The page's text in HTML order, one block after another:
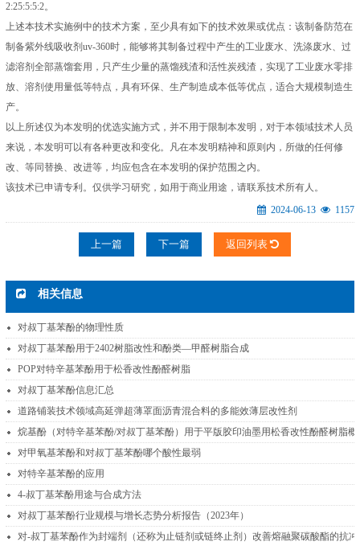
2:25:5:5:2。
上述本技术实施例中的技术方案，至少具有如下的技术效果或优点：该制备防范在
制备紫外线吸收剂uv-360时，能够将其制备过程中产生的工业废水、洗涤废水、过
滤溶剂全部蒸馏套用，只产生少量的蒸馏残渣和活性炭残渣，实现了工业废水零排
放、溶剂使用量低等特点，具有环保、生产制造成本低等优点，适合大规模制造生
产。
以上所述仅为本发明的优选实施方式，并不用于限制本发明，对于本领域技术人员
来说，本发明可以有各种更改和变化。凡在本发明精神和原则内，所做的任何修
改、等同替换、改进等，均应包含在本发明的保护范围之内。
该技术已申请专利。仅供学习研究，如用于商业用途，请联系技术所有人。
2024-06-13
1157
上一篇 下一篇 返回列表
相关信息
对叔丁基苯酚的物理性质
对叔丁基苯酚用于2402树脂改性和酚类—甲醛树脂合成
POP对特辛基苯酚用于松香改性酚醛树脂
对叔丁基苯酚信息汇总
道路铺装技术领域高延弹超薄罩面沥青混合料的多能效薄层改性剂
烷基酚（对特辛基苯酚/对叔丁基苯酚）用于平版胶印油墨用松香改性酚醛树脂概
对甲氧基苯酚和对叔丁基苯酚哪个酸性最弱
对特辛基苯酚的应用
4-叔丁基苯酚用途与合成方法
对叔丁基苯酚行业规模与增长态势分析报告（2023年）